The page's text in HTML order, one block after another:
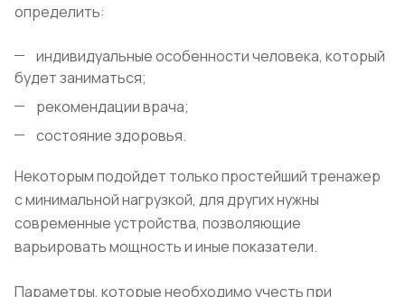
определить:
индивидуальные особенности человека, который
будет заниматься;
рекомендации врача;
состояние здоровья.
Некоторым подойдет только простейший тренажер
с минимальной нагрузкой, для других нужны
современные устройства, позволяющие
варьировать мощность и иные показатели.
Параметры, которые необходимо учесть при